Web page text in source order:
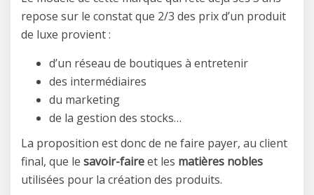
repose sur le constat que 2/3 des prix d’un produit
de luxe provient :
d’un réseau de boutiques à entretenir
des intermédiaires
du marketing
de la gestion des stocks…
La proposition est donc de ne faire payer, au client
final, que le savoir-faireet les matières nobles
utilisées pour la création des produits.